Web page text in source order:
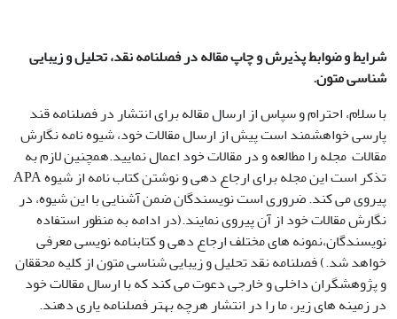
شرایط و ضوابط پذیرش و چاپ مقاله در فصلنامه نقد، تحلیل و زیبایی
شناسی متون.
با سلام، احترام و سپاس از ارسال مقاله برای انتشار در فصلنامه قند
پارسی خواهشمند است پیش از ارسال مقالات خود، شیوه نامه نگارش
مقالات مجله را مطالعه و در مقالات خود اعمال نمایید.همچنین لازم به
تذکر است این مجله برای ارجاع دهی و نوشتن کتاب نامه از شیوه APA
پیروی می کند. ضروری است نویسندگان ضمن آشنایی با این شیوه، در
نگارش مقالات خود از آن پیروی نمایند.(در ادامه به منظور استفاده
نویسندگان،نمونه های مختلف ارجاع دهی و کتابنامه نویسی معرفی
خواهد شد.) فصلنامه نقد تحلیل و زیبایی شناسی متون از کلیه محققان
و پژوهشگران داخلی و خارجی دعوت می کند که با ارسال مقالات خود
در زمینه های زیر، ما را در انتشار هرچه بهتر فصلنامه یاری دهند.